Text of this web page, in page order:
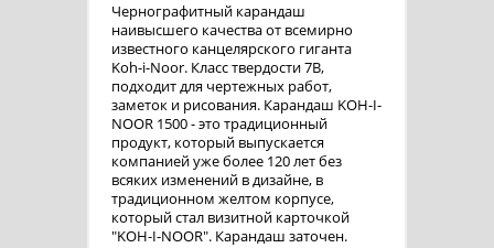
Чернографитный карандаш
наивысшего качества от всемирно
известного канцелярского гиганта
Koh-i-Noor. Класс твердости 7B,
подходит для чертежных работ,
заметок и рисования. Карандаш KOH-I-
NOOR 1500 - это традиционный
продукт, который выпускается
компанией уже более 120 лет без
всяких изменений в дизайне, в
традиционном желтом корпусе,
который стал визитной карточкой
"KOH-I-NOOR". Карандаш заточен.